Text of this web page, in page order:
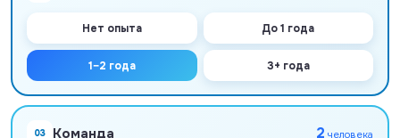
Нет опыта До 1 года
1–2 года 3+ года
03 Команда 2 человека